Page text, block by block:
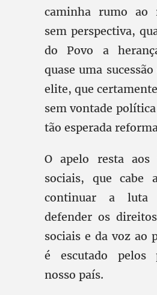
caminha rumo ao
sem perspectiva,
do Povo a
quase uma
elite, que
sem vontade
tão esperada
O apelo resta aos
sociais, que cabe
continuar a luta
defender os
sociais e da voz ao
é escutado pelos
nosso país.